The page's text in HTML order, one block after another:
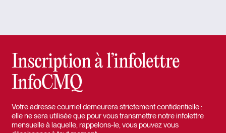
Inscription à l’infolettre
InfoCMQ
Votre adresse courriel demeurera strictement confidentielle :
elle ne sera utilisée que pour vous transmettre notre infolettre
mensuelle à laquelle, rappelons-le, vous pouvez vous